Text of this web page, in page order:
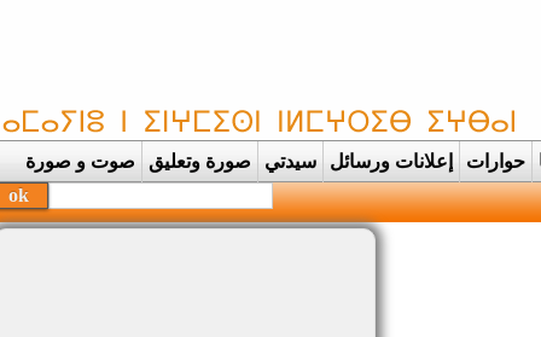
حوارات إعلانات ورسائل سيدتي صورة وتعليق صوت و صورة
بحفظة القرآن الكري |